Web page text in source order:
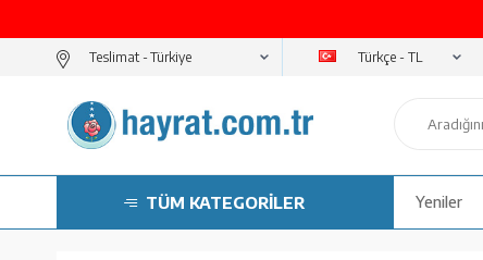
Teslimat - Türkçe - TL
TÜM KATEGORİLER Yeniler